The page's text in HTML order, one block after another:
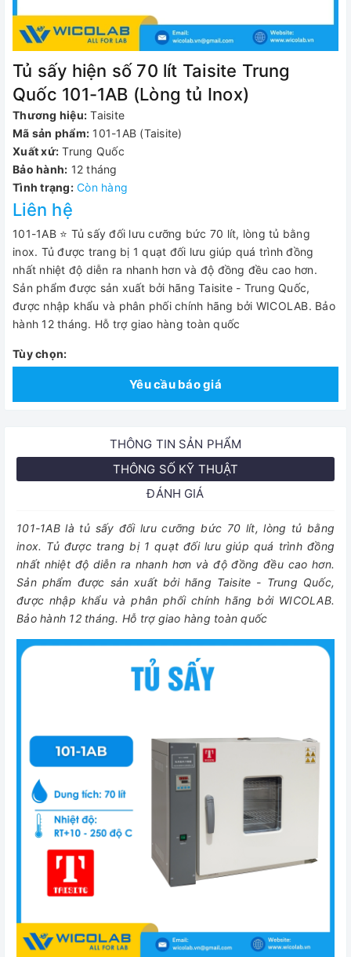
Tủ sấy hiện số 70 lít Taisite Trung
Quốc 101-1AB (Lòng tủ Inox)
Thương hiệu: Taisite
Mã sản phẩm: 101-1AB (Taisite)
Xuất xứ: Trung Quốc
Bảo hành: 12 tháng
Tình trạng: Còn hàng
Liên hệ
101-1AB ⭐ Tủ sấy đối lưu cưỡng bức 70 lít, lòng tủ bằng
inox. Tủ được trang bị 1 quạt đối lưu giúp quá trình đồng
nhất nhiệt độ diễn ra nhanh hơn và độ đồng đều cao hơn.
Sản phẩm được sản xuất bởi hãng Taisite - Trung Quốc,
được nhập khẩu và phân phối chính hãng bởi WICOLAB. Bảo
hành 12 tháng. Hỗ trợ giao hàng toàn quốc
Tùy chọn:
Yêu cầu báo giá
THÔNG TIN SẢN PHẨM
THÔNG SỐ KỸ THUẬT
ĐÁNH GIÁ
101-1AB là tủ sấy đối lưu cưỡng bức 70 lít, lòng tủ bằng
inox. Tủ được trang bị 1 quạt đối lưu giúp quá trình đồng
nhất nhiệt độ diễn ra nhanh hơn và độ đồng đều cao hơn.
Sản phẩm được sản xuất bởi hãng Taisite - Trung Quốc,
được nhập khẩu và phân phối chính hãng bởi WICOLAB.
Bảo hành 12 tháng. Hỗ trợ giao hàng toàn quốc